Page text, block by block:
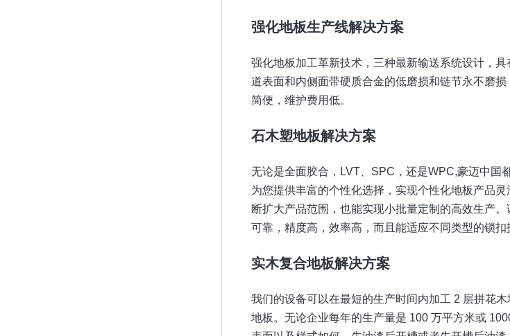
强化地板生产线解决方案
强化地板加工革新技术，三种最新输送系统设计，
道表面和内侧面带硬质合金的低磨损和链节永不磨
简便，维护费用低。
石木塑地板解决方案
无论是全面胶合，LVT、SPC，还是WPC,豪迈中国
为您提供丰富的个性化选择，实现个性化地板产品
断扩大产品范围，也能实现小批量定制的高效生产
可靠，精度高，效率高，而且能适应不同类型的锁扣
实木复合地板解决方案
我们的设备可以在最短的生产时间内加工 2 层拼花
地板。无论企业每年的生产量是 100 万平方米或